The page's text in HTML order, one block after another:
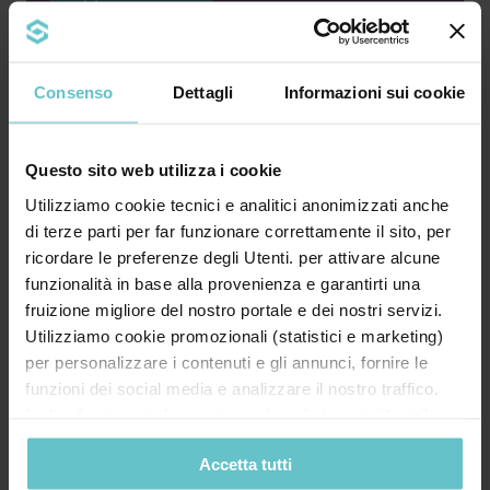
Consenso Dettagli Informazioni sui cookie
Questo sito web utilizza i cookie
Utilizziamo cookie tecnici e analitici anonimizzati anche
di terze parti per far funzionare correttamente il sito, per
ricordare le preferenze degli Utenti. per attivare alcune
funzionalità in base alla provenienza e garantirti una
fruizione migliore del nostro portale e dei nostri servizi.
Utilizziamo cookie promozionali (statistici e marketing)
per personalizzare i contenuti e gli annunci, fornire le
funzioni dei social media e analizzare il nostro traffico.
nostro sito ai nostri partner che si occupano di analisi dei
dati web, pubblicità e social media, i quali potrebbero
Accetta tutti
Dicembre 2021
presentazione della domanda?
Come indicato al punto C.1 Presentazione delle
domande, la domanda di partecipazione deve
essere pre...
Approfondisci